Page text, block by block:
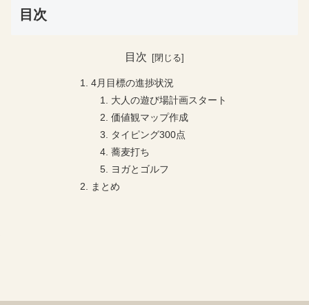
目次
目次
4月目標の進捗状況
大人の遊び場計画スタート
価値観マップ作成
タイピング300点
蕎麦打ち
ヨガとゴルフ
まとめ